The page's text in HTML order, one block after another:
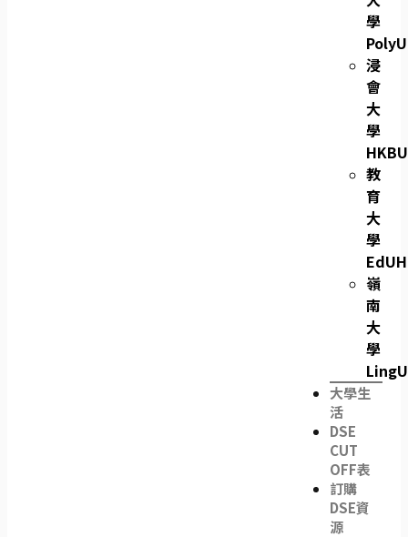
學
PolyU
浸
會
大
學
HKBU
教
育
大
學
嶺
南
大
學
LingU
大學生
活
DSE
CUT
OFF表
訂購
DSE資
源